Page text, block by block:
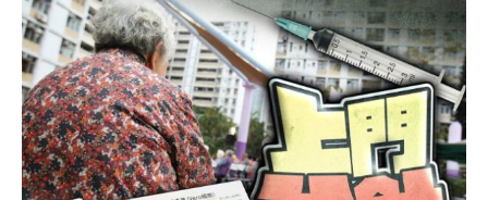
15
万
70
岁
以
上
长
者